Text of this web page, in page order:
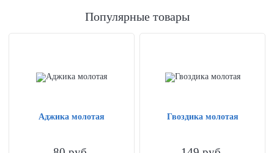
Популярные товары
Аджика молотая Гвоздика молотая